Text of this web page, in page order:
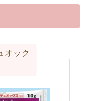
オック